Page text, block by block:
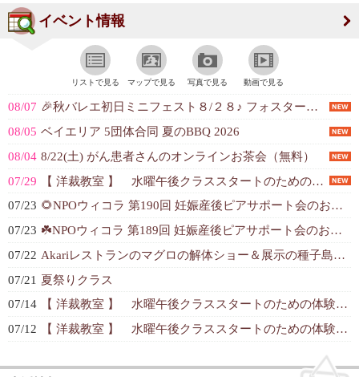
イベント情報
リストで見る マップで見る 写真で見る 動画で見る
08/07 🎉秋バレエ初日ミニフェスト８/２８♪ フォスターシティ こどもバレエ秋コース...
08/05 ベイエリア 5団体合同 夏のBBQ 2026
08/04 8/22(土) がん患者さんのオンラインお茶会（無料）
07/29
【 洋裁教室 】 水曜午後クラススタートのための体験レッスン＆説明会
07/23 🌻NPOウィコラ 第190回 妊娠産後ピアサポート会のお知らせ🌻
07/23 ☘️NPOウィコラ 第189回 妊娠産後ピアサポート会のお知らせ☘️
07/22 Akariレストランのマグロの解体ショー＆展示の種子島の大筒火縄銃
07/21 夏祭りクラス
07/14
【 洋裁教室 】 水曜午後クラススタートのための体験レッスン＆説明会
07/12
【 洋裁教室 】 水曜午後クラススタートのための体験レッスン＆説明会